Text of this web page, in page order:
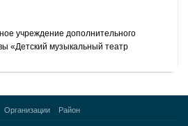
учреждение дополнительного
«Детский музыкальный театр
Организации Район